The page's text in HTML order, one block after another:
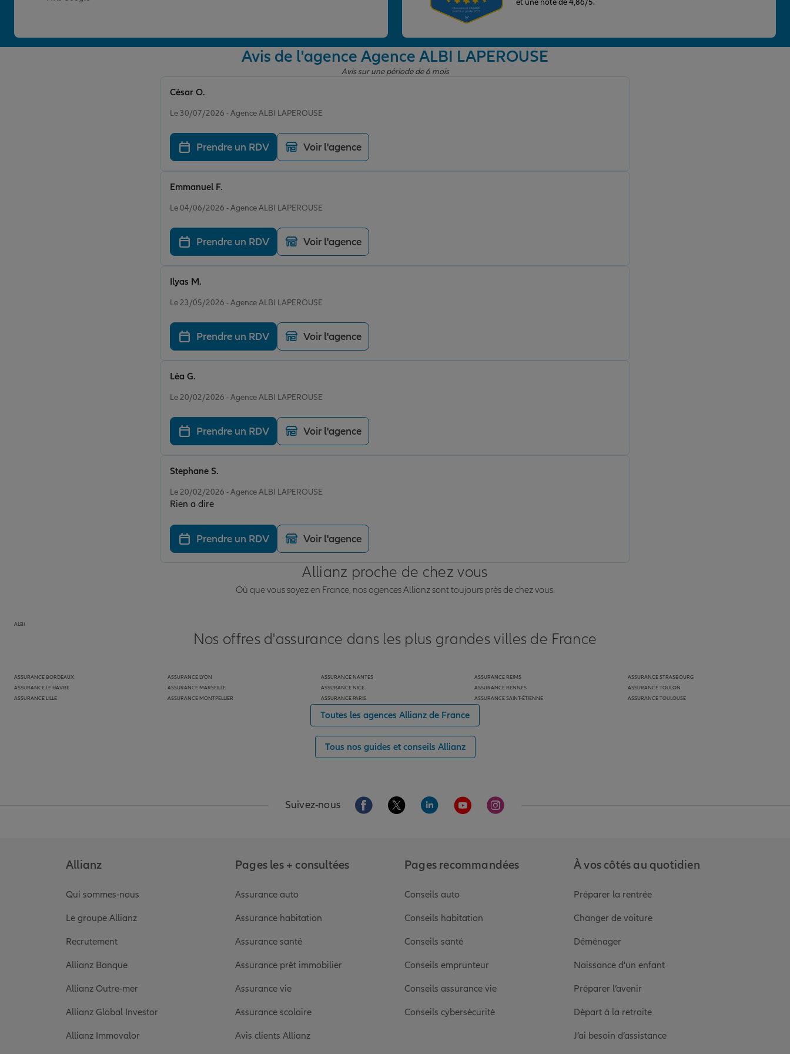
Avis de l'agence Agence ALBI LAPEROUSE
Avis sur une période de 6 mois
Le 30/07/2026 - Agence ALBI LAPEROUSE
César O.
Prendre un RDV Voir l'agence
Le 04/06/2026 - Agence ALBI LAPEROUSE
Emmanuel F.
Prendre un RDV Voir l'agence
Le 23/05/2026 - Agence ALBI LAPEROUSE
Ilyas M.
Prendre un RDV Voir l'agence
Le 20/02/2026 - Agence ALBI LAPEROUSE
Léa G.
Prendre un RDV Voir l'agence
Le 20/02/2026 - Agence ALBI LAPEROUSE
Rien a dire
Stephane S.
Prendre un RDV Voir l'agence
Allianz proche de chez vous
Où que vous soyez en France, nos agences Allianz sont toujours près de chez vous.
ALBI
Nos offres d'assurance dans les plus grandes villes de France
ASSURANCE BORDEAUX
ASSURANCE LE HAVRE
ASSURANCE LILLE
ASSURANCE LYON
ASSURANCE MARSEILLE
ASSURANCE MONTPELLIER
ASSURANCE NANTES
ASSURANCE NICE
ASSURANCE PARIS
ASSURANCE REIMS
ASSURANCE RENNES
ASSURANCE SAINT-ÉTIENNE
ASSURANCE STRASBOURG
ASSURANCE TOULON
ASSURANCE TOULOUSE
Toutes les agences Allianz de France
Tous nos guides et conseils Allianz
Suivez-nous Aller sur la page Facebook de Allianz
Aller sur la page Twitter de Allianz
Aller sur la page Linkedin de Allianz
Aller sur la page Youtube de Allianz
Aller sur la page Instagram de Allianz
Allianz
Qui sommes-nous
Le groupe Allianz
Recrutement
Allianz Banque
Allianz Outre-mer
Allianz Global Investor
Allianz Immovalor
Pages les + consultées
Assurance auto
Assurance habitation
Assurance santé
Assurance prêt immobilier
Assurance vie
Assurance scolaire
Avis clients Allianz
Pages recommandées
Conseils auto
Conseils habitation
Conseils santé
Conseils emprunteur
Conseils assurance vie
Conseils cybersécurité
À vos côtés au quotidien
Préparer la rentrée
Changer de voiture
Déménager
Naissance d'un enfant
Préparer l’avenir
Départ à la retraite
J’ai besoin d’assistance